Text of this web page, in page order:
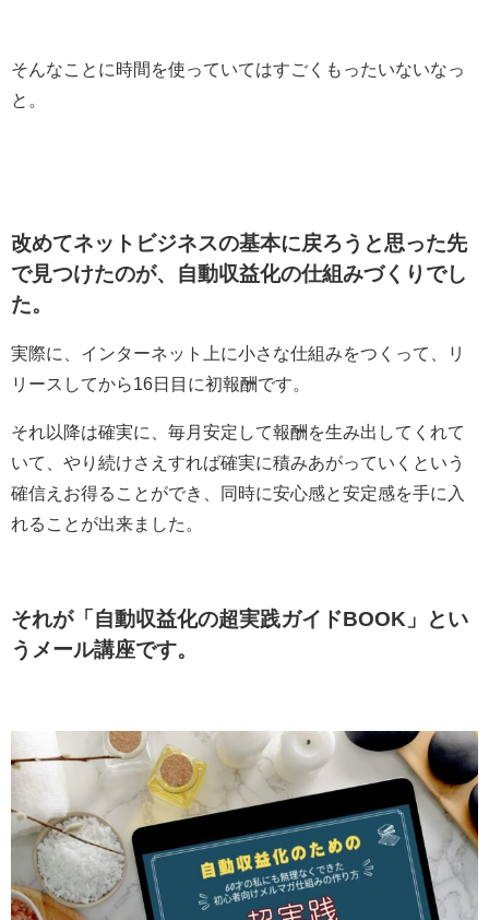
そんなことに時間を使っていてはすごくもったいないなっ
と。
改めてネットビジネスの基本に戻ろうと思った先
で見つけたのが、自動収益化の仕組みづくりでし
た。
実際に、インターネット上に小さな仕組みをつくって、リ
リースしてから16日目に初報酬です。
それ以降は確実に、毎月安定して報酬を生み出してくれて
いて、やり続けさえすれば確実に積みあがっていくという
確信えお得ることができ、同時に安心感と安定感を手に入
れることが出来ました。
それが「自動収益化の超実践ガイドBOOK」とい
うメール講座です。